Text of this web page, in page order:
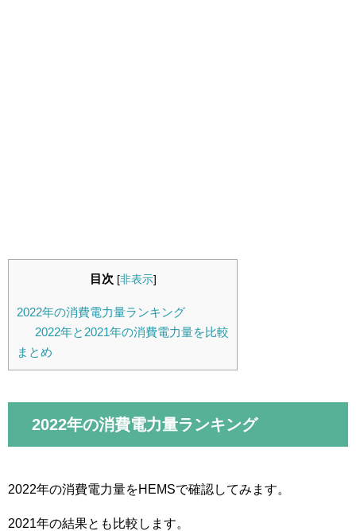
目次 [非表示]
2022年の消費電力量ランキング
2022年と2021年の消費電力量を比較
まとめ
2022年の消費電力量ランキング
2022年の消費電力量をHEMSで確認してみます。
2021年の結果とも比較します。